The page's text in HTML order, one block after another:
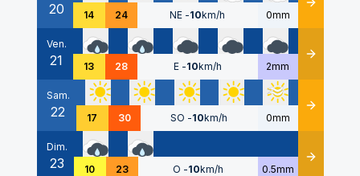
20 14 24 NE -10km/h 0mm Détails
Ven.
21 13 28 E -10km/h 2mm Détails
Sam.
22 17 30 SO -10km/h 0mm Détails
Dim.
23 10 23 O -10km/h 0.5mm Détails